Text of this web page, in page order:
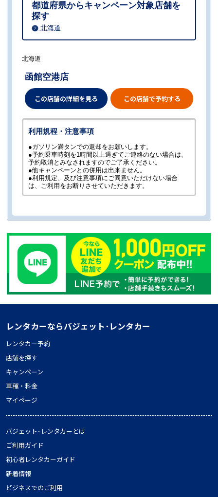
都道府県からキャンペーン対象店舗を
探す
北海道
北海道
函館空港店
この店舗の詳細を見る この店舗で予約する
利用規程・注意事項
●ガソリン満タンでの返却をお願いします。
●予約乗車時刻を1時間以上過ぎてご連絡のない場合は、
予約取消とみなされますのでご了承ください。
●他キャンペーンとの併用は出来ません。
●利用規定、及び注意事項にご同意いただけない場合
は、ご利用をお断りさせていただきます。
レンタカーならバジェット･レンタカー
レンタカー予約
店舗を探す
キャンペーン
車種・料金
マイページ
バジェット･レンタカーとは
ご利用ガイド
初心者レンタカーガイド
新着情報
ビジネスでのご利用